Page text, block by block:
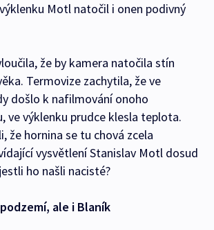
Motl natočil i onen podivný
že by kamera natočila stín
Termovize zachytila, že ve
došlo k nafilmování onoho
ve výklenku prudce klesla teplota.
že hornina se tu chová zcela
vysvětlení Stanislav Motl dosud
ho našli nacisté?
ale i Blaník